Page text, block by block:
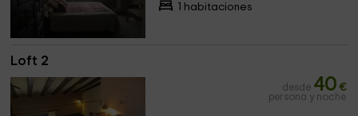
1 habitaciones
Loft 2
desde 40 €
persona y noche